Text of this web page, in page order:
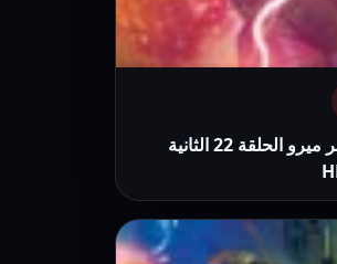
مسلسل سوبر ميرو الحلقة 22 الثانية